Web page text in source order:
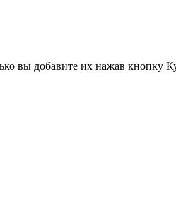
вы добавите их нажав кнопку